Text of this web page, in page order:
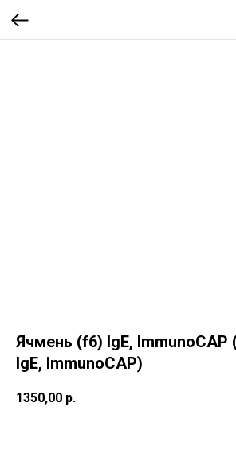
Ячмень (f6) IgE, ImmunoCAP
IgE, ImmunoCAP)
1350,00 р.